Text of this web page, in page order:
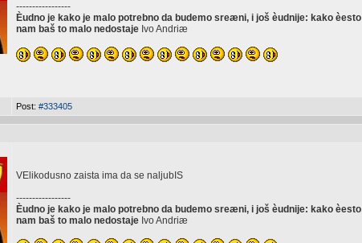
-----------------
Èudno je kako je malo potrebno da budemo sreæni, i još èudnije: kako èesto
nam baš to malo nedostaje Ivo Andriæ
Post: #333405
VElikodusno zaista ima da se naljubIS
-----------------
Èudno je kako je malo potrebno da budemo sreæni, i još èudnije: kako èesto
nam baš to malo nedostaje Ivo Andriæ